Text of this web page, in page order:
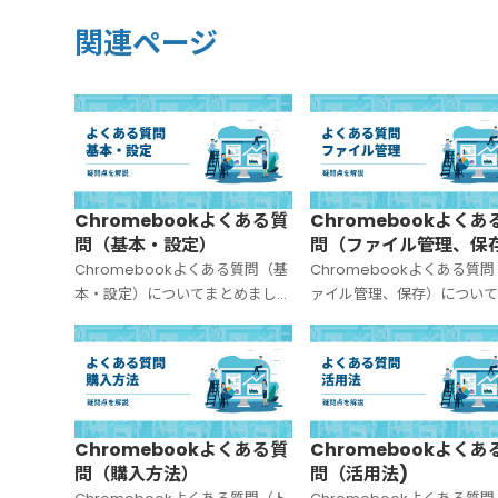
関連ページ
Chromebookよくある質
問（基本・設定）
Chromebookよくある質問（基
本・設定）についてまとめまし
Chromebookよくあ
問（ファイル管理、保
Chromebookよくある質問
ァイル管理、保存）につい
Chromebookよくある質
問（購入方法）
Chromebookよくあ
問（活用法)